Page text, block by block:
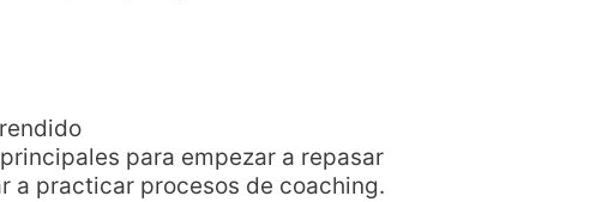
para empezar a repasar
a practicar procesos de coaching.